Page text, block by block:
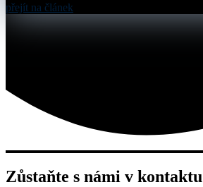
přejít na článek
Zůstaňte s námi v kontaktu